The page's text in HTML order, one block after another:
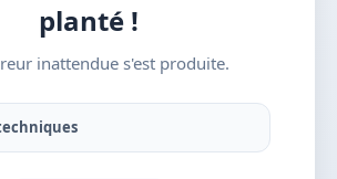
planté !
inattendue s'est produite.